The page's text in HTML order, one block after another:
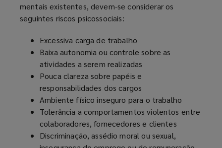
mentais existentes, devem-se considerar os
seguintes riscos psicossociais:
Excessiva carga de trabalho
Baixa autonomia ou controle sobre as
atividades a serem realizadas
Pouca clareza sobre papéis e
responsabilidades dos cargos
Ambiente físico inseguro para o trabalho
Tolerância a comportamentos violentos entre
colaboradores, fornecedores e clientes
Discriminação, assédio moral ou sexual,